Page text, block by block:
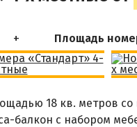
Площадь
18 кв. метров
балкон с набором